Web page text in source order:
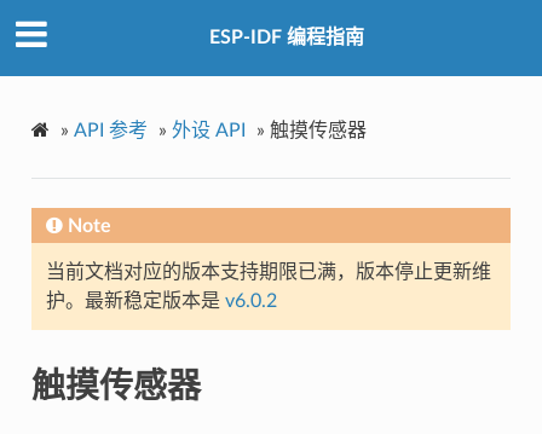
ESP-IDF 编程指南
» API 参考 » 外设 API » 触摸传感器
Note
当前文档对应的版本支持期限已满，版本停止更新维
护。最新稳定版本是 v6.0.2
触摸传感器